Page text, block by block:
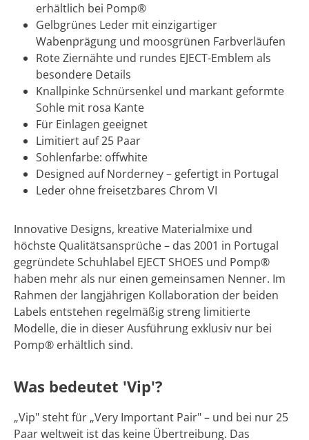
erhältlich bei Pomp®
Gelbgrünes Leder mit einzigartiger
Wabenprägung und moosgrünen Farbverläufen
Rote Ziernähte und rundes EJECT-Emblem als
besondere Details
Knallpinke Schnürsenkel und markant geformte
Sohle mit rosa Kante
Für Einlagen geeignet
Limitiert auf 25 Paar
Sohlenfarbe: offwhite
Designed auf Norderney – gefertigt in Portugal
Leder ohne freisetzbares Chrom VI
Innovative Designs, kreative Materialmixe und
höchste Qualitätsansprüche – das 2001 in Portugal
gegründete Schuhlabel EJECT SHOES und Pomp®
haben mehr als nur einen gemeinsamen Nenner. Im
Rahmen der langjährigen Kollaboration der beiden
Labels entstehen regelmäßig streng limitierte
Modelle, die in dieser Ausführung exklusiv nur bei
Pomp® erhältlich sind.
Was bedeutet 'Vip'?
„Vip" steht für „Very Important Pair" – und bei nur 25
Paar weltweit ist das keine Übertreibung. Das